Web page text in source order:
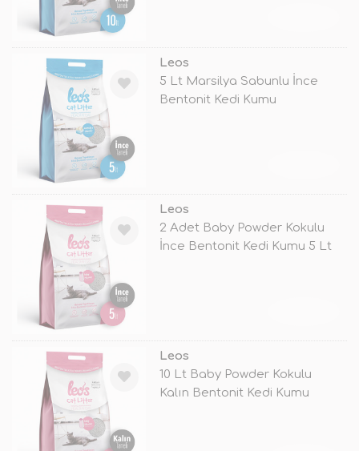
Leos
5 Lt Marsilya Sabunlu İnce
Bentonit Kedi Kumu
Leos
2 Adet Baby Powder Kokulu
İnce Bentonit Kedi Kumu 5 Lt
Leos
10 Lt Baby Powder Kokulu
Kalın Bentonit Kedi Kumu